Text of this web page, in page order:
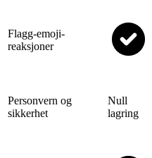
Flagg-emoji-
reaksjoner
Personvern og
sikkerhet
Null
lagring